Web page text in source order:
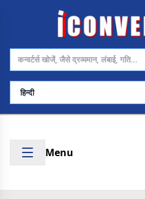
भाषा चुनें
Menu